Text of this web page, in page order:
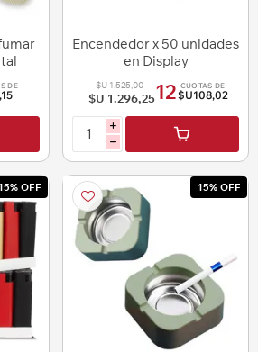
DE
Encendedor x 50 unidades
en Display
$U 1.525,00
$U 1.296,2512 CUOTAS DE
$U108,02
i
h
15% OFF 15% OFF